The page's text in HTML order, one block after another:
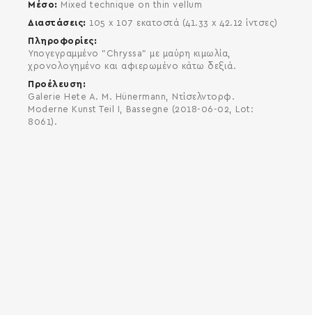
Μέσο
Mixed technique on thin vellum
Διαστάσεις
105 x 107 εκατοστά (41.33 x 42.12 ίντσες)
Πληροφορίες
Υπογεγραμμένο "Chryssa" με μαύρη κιμωλία,
χρονολογημένο και αφιερωμένο κάτω δεξιά.
Προέλευση
Galerie Hete A. M. Hünermann, Ντίσελντορφ.
Moderne Kunst Teil I, Bassegne (2018-06-02, Lot:
8061).